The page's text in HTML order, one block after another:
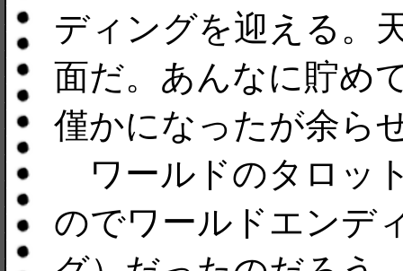
ディングを迎える。
面だ。あんなに貯め
僅かになったが余ら
ワールドのタロッ
のでワールドエンデ